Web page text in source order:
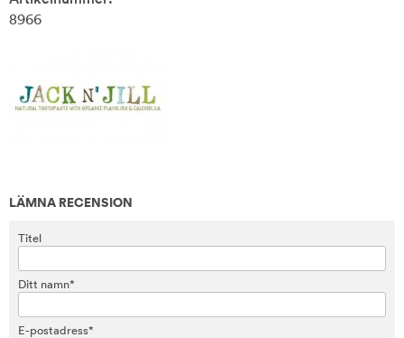
8966
LÄMNA RECENSION
Titel
Ditt namn*
E-postadress*